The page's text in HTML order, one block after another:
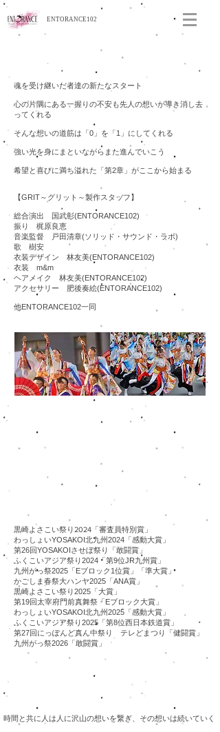
ENTORANCE102
2024-2025
魂を受け継いだ者達の新たなスタート
心の片隅にある一握りの不安も先人の想いが導き消し去
ってくれる
​そんな想いの道筋は「0」を「1」にしてくれる
強い光を身にまといながらまた進んでいこう
希望と喜びに満ち溢れた「第2章」がここから始まる
【GRIT～グリット～製作スタッフ】
総合演出 国武彰(ENTORANCE102)​
振り 梶原良恵
音楽監督 戸田清章(ソリッド・サウンド・ラボ)
歌 樹安
衣装デザイン 林友美(ENTORANCE102)
衣装 m&m
ヘアメイク 林友美(ENTORANCE102)
アクセサリー 肥後奏絵(ENTORANCE102)
​他ENTORANCE102一同
​黒崎よさこい祭り2024「審査員特別賞」
​わっしょいYOSAKOI北九州2024「感動大賞」
第26回YOSAKOIさせぼ祭り「敢闘賞」
ふくこいアジア祭り2024「第9位JR九州賞」
九州がっ祭2025「Eブロック1位賞」
​「準大賞」
かごしま春祭大ハンヤ2025「ANA賞」
​黒崎よさこい祭り2025「大賞」
​第19回太宰府門前真舞祭「Eブロック大賞」
​わっしょいYOSAKOI北九州2025「感動大賞」
​ふくこいアジア祭り2025「第8位西日本鉄道賞」
​第27回にっぽんど真ん中祭り テレどまつり「健闘賞」
九州がっ祭2026「敢闘賞」
作品「楪～YUZURIHA～」
時間と共に人は人に沢山の想いを繋ぎ、その想いは続いていく